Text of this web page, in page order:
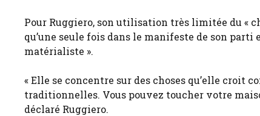
Pour Ruggiero, son utilisation très limitée du «
qu’une seule fois dans le manifeste de son
matérialiste ».
« Elle se concentre sur des choses qu’elle croit
traditionnelles. Vous pouvez toucher votre
déclaré Ruggiero.